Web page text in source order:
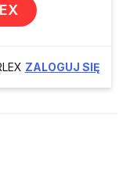
ZALOGUJ SIĘ